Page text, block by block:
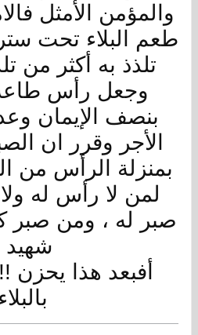
والمؤمن الأمثل
طعم البلاء تحت
تلذذ به أكثر من
وجعل رأس طاعة
بنصف الإيمان
الأجر وقرر ان
بمنزلة الرأس من
لمن لا رأس له
صبر له ، ومن صبر
شهيد
أفبعد هذا
بالبلاء